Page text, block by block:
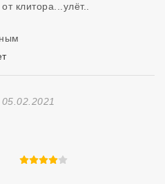
клитора...улёт..
Отзыв Создан
05.02.2021
4 из 5